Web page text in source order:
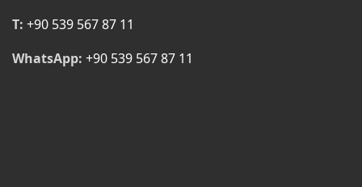
T: +90 539 567 87 11
WhatsApp: +90 539 567 87 11